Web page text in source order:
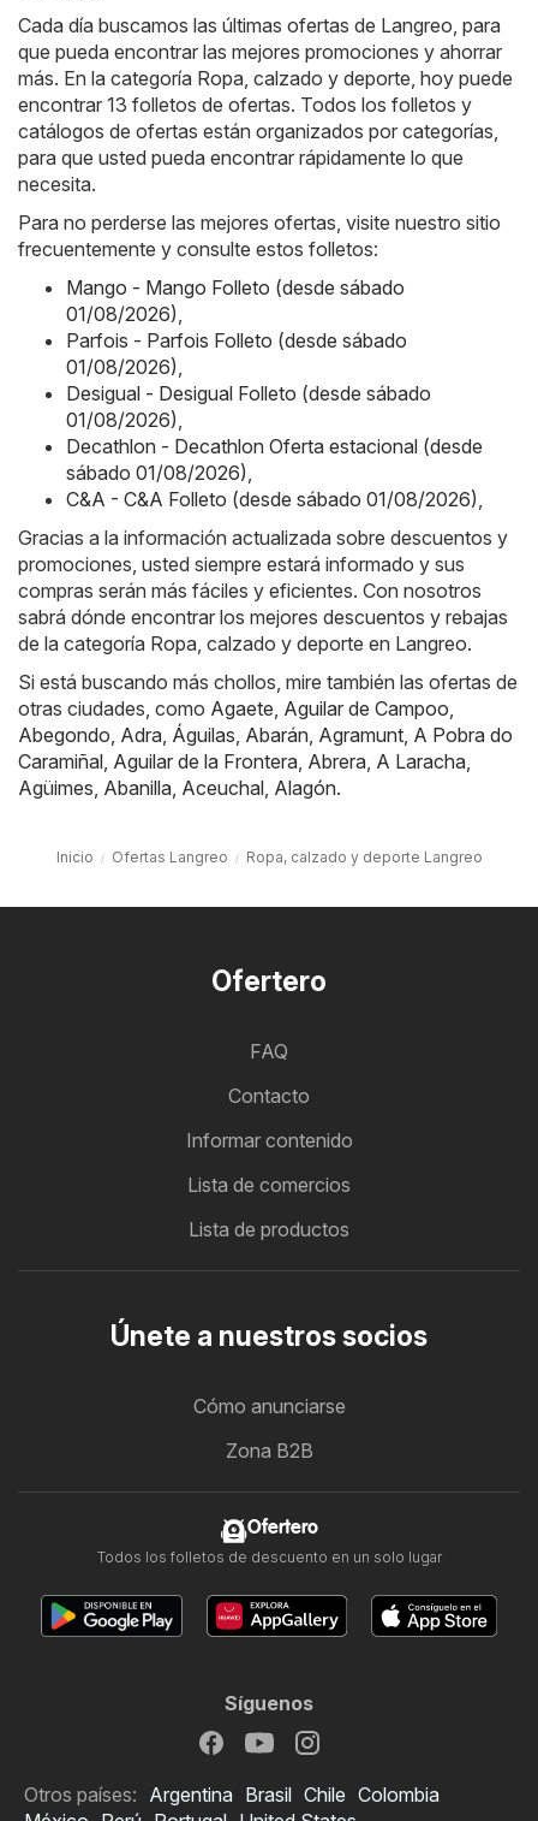
Cada día buscamos las últimas ofertas de Langreo, para
que pueda encontrar las mejores promociones y ahorrar
más. En la categoría Ropa, calzado y deporte, hoy puede
encontrar 13 folletos de ofertas. Todos los folletos y
catálogos de ofertas están organizados por categorías,
para que usted pueda encontrar rápidamente lo que
necesita.
Para no perderse las mejores ofertas, visite nuestro sitio
frecuentemente y consulte estos folletos:
Mango - Mango Folleto (desde sábado
01/08/2026)
Parfois - Parfois Folleto (desde sábado
01/08/2026)
Desigual - Desigual Folleto (desde sábado
01/08/2026)
Decathlon - Decathlon Oferta estacional (desde
sábado 01/08/2026)
C&A - C&A Folleto (desde sábado 01/08/2026)
Gracias a la información actualizada sobre descuentos y
promociones, usted siempre estará informado y sus
compras serán más fáciles y eficientes. Con nosotros
sabrá dónde encontrar los mejores descuentos y rebajas
de la categoría Ropa, calzado y deporte en Langreo.
Si está buscando más chollos, mire también las ofertas de
otras ciudades, como Agaete Aguilar de Campoo
Abegondo Adra Águilas Abarán Agramunt A Pobra do
Caramiñal Aguilar de la Frontera Abrera A Laracha
Agüimes Abanilla Aceuchal Alagón.
Inicio Ofertas Langreo Ropa, calzado y deporte Langreo
Ofertero
FAQ
Contacto
Informar contenido
Lista de comercios
Lista de productos
Únete a nuestros socios
Cómo anunciarse
Zona B2B
Ofertero
Todos los folletos de descuento en un solo lugar
Síguenos
Otros países: Argentina Brasil Chile Colombia